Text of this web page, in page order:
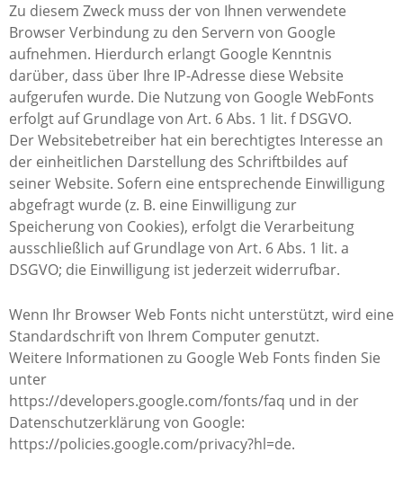
Zu diesem Zweck muss der von Ihnen verwendete
Browser Verbindung zu den Servern von Google
aufnehmen. Hierdurch erlangt Google Kenntnis
darüber, dass über Ihre IP-Adresse diese Website
aufgerufen wurde. Die Nutzung von Google WebFonts
erfolgt auf Grundlage von Art. 6 Abs. 1 lit. f DSGVO.
Der Websitebetreiber hat ein berechtigtes Interesse an
der einheitlichen Darstellung des Schriftbildes auf
seiner Website. Sofern eine entsprechende Einwilligung
abgefragt wurde (z. B. eine Einwilligung zur
Speicherung von Cookies), erfolgt die Verarbeitung
ausschließlich auf Grundlage von Art. 6 Abs. 1 lit. a
DSGVO; die Einwilligung ist jederzeit widerrufbar.
Wenn Ihr Browser Web Fonts nicht unterstützt, wird eine
Standardschrift von Ihrem Computer genutzt.
Weitere Informationen zu Google Web Fonts finden Sie
unter
https://developers.google.com/fonts/faq und in der
Datenschutzerklärung von Google:
https://policies.google.com/privacy?hl=de.